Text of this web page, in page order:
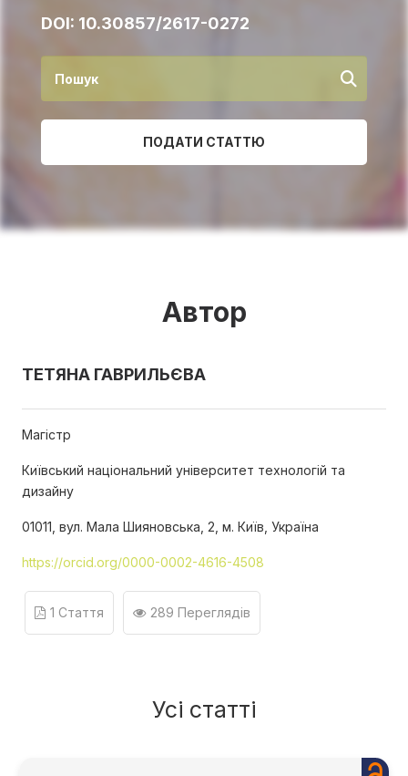
DOI: 10.30857/2617-0272
ПОДАТИ СТАТТЮ
Автор
ТЕТЯНА ГАВРИЛЬЄВА
Магістр
Київський національний університет технологій та
дизайну
01011, вул. Мала Шияновська, 2, м. Київ, Україна
https://orcid.org/0000-0002-4616-4508
1 Стаття 289 Переглядів
Усі статті